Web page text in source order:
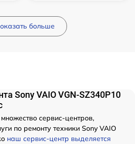
больше
Sony VAIO VGN-SZ340P10
сервис-центров,
по ремонту техники Sony VAIO
наш сервис-центр выделяется